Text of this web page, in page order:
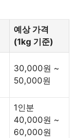
예상 가격
(1kg 기준)
30,000원 ~
50,000원
1인분
40,000원 ~
60,000원